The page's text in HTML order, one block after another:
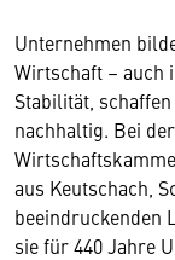
Unternehmen
Wirtschaft – auch
Stabilität,
nachhaltig. Bei
aus Keutschach,
beeindruckenden
sie für 440 Jahre